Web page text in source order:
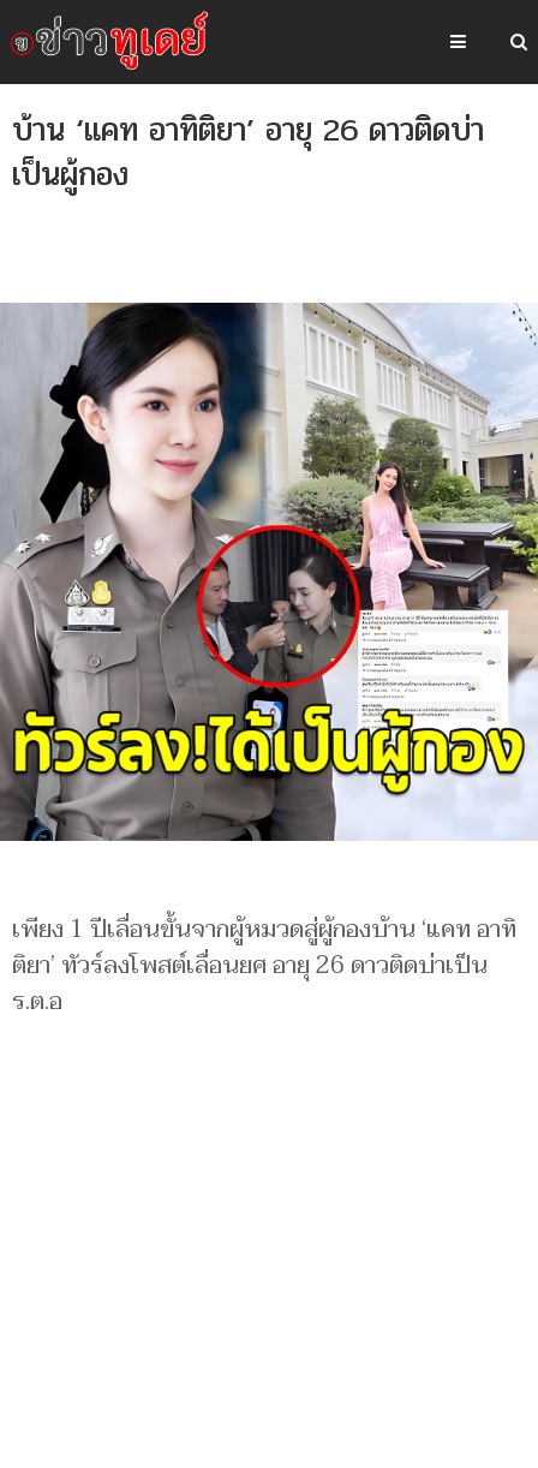
บ้าน ‘แคท อาทิติยา’ อายุ 26 ดาวติดบ่า
เป็นผู้กอง
เพียง 1 ปีเลื่อนขั้นจากผู้หมวดสู่ผู้กองบ้าน ‘แคท อาทิ
ติยา’ ทัวร์ลงโพสต์เลื่อนยศ อายุ 26 ดาวติดบ่าเป็น
ร.ต.อ